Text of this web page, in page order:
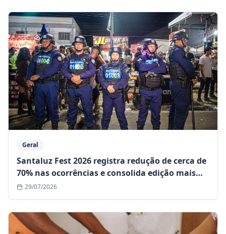
Geral
Santaluz Fest 2026 registra redução de cerca de
70% nas ocorrências e consolida edição mais
segura da história
29/07/2026